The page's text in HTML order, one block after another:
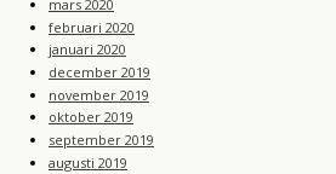
mars 2020
februari 2020
januari 2020
december 2019
november 2019
oktober 2019
september 2019
augusti 2019